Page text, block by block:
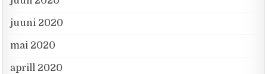
juuni 2020
mai 2020
aprill 2020